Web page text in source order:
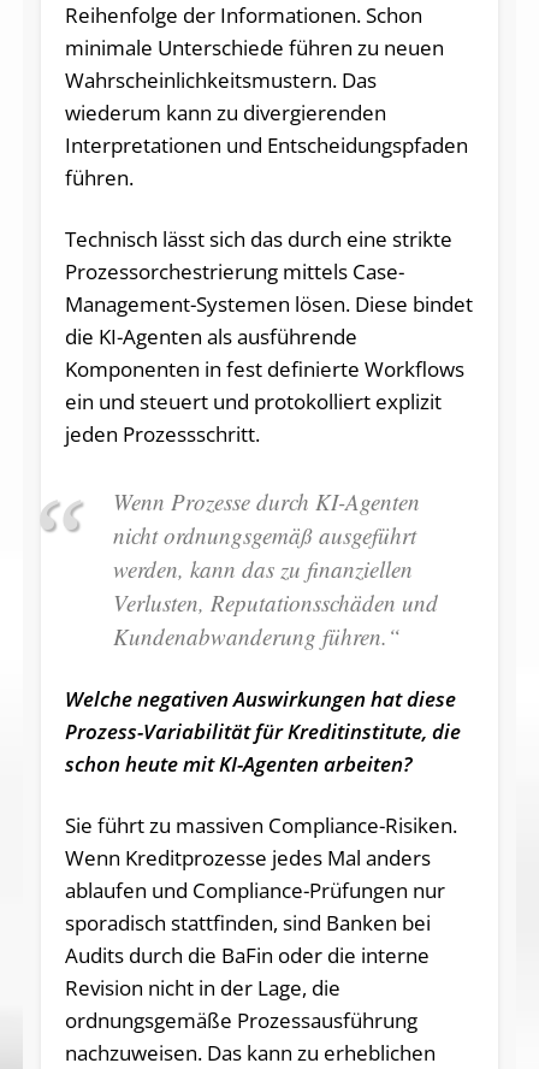
Reihenfolge der Informationen. Schon
minimale Unterschiede führen zu neuen
Wahrscheinlichkeitsmustern. Das
wiederum kann zu divergierenden
Interpretationen und Entscheidungspfaden
führen.
Technisch lässt sich das durch eine strikte
Prozessorchestrierung mittels Case-
Management-Systemen lösen. Diese bindet
die KI-Agenten als ausführende
Komponenten in fest definierte Workflows
ein und steuert und protokolliert explizit
jeden Prozessschritt.
Wenn Prozesse durch KI-Agenten
nicht ordnungsgemäß ausgeführt
werden, kann das zu finanziellen
Verlusten, Reputationsschäden und
Kundenabwanderung führen.“
Welche negativen Auswirkungen hat diese
Prozess-Variabilität für Kreditinstitute, die
schon heute mit KI-Agenten arbeiten?
Sie führt zu massiven Compliance-Risiken.
Wenn Kreditprozesse jedes Mal anders
ablaufen und Compliance-Prüfungen nur
sporadisch stattfinden, sind Banken bei
Audits durch die BaFin oder die interne
Revision nicht in der Lage, die
ordnungsgemäße Prozessausführung
nachzuweisen. Das kann zu erheblichen